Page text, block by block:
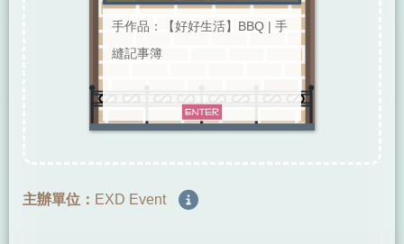
手作品：【好好生活】BBQ | 手
縫記事簿
主辦單位： EXD Event